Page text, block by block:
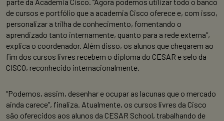
de cursos e portfólio que a academia Cisco oferece e, com isso,
personalizar a trilha de conhecimento, fomentando o
aprendizado tanto internamente, quanto para a rede externa”,
explica o coordenador. Além disso, os alunos que chegarem ao
fim dos cursos livres recebem o diploma do CESAR e selo da
CISCO, reconhecido internacionalmente.
“Podemos, assim, desenhar e ocupar as lacunas que o mercado
ainda carece”, finaliza. Atualmente, os cursos livres da Cisco
são oferecidos aos alunos da CESAR School, trabalhando de